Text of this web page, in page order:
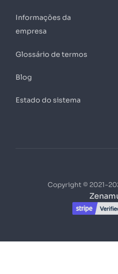
Informações da
empresa
Glossário de termos
Blog
Estado do sistema
Copyright © 2021-